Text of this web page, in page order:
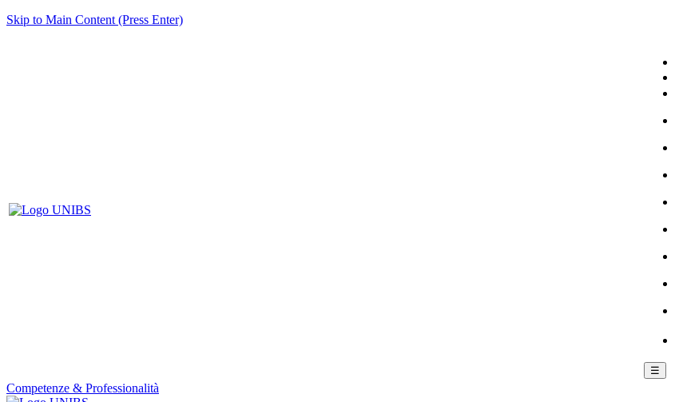
Skip to Main Content (Press Enter)
☰
Competenze & Professionalità